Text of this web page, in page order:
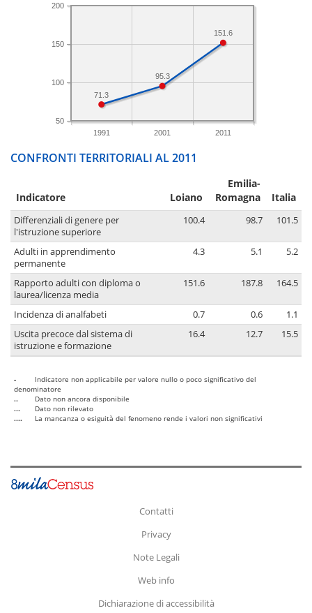
1991 2001 2011
50
100
150
200
151.6
95.3
71.3
CONFRONTI TERRITORIALI AL 2011
Indicatore Loiano
Emilia-
Romagna
Italia
Differenziali di genere per
l'istruzione superiore
100.4 98.7 101.5
Adulti in apprendimento
permanente
4.3 5.1 5.2
Rapporto adulti con diploma o
laurea/licenza media
151.6 187.8 164.5
Incidenza di analfabeti 0.7 0.6
1.1
Uscita precoce dal sistema di
istruzione e formazione
16.4 12.7 15.5
-
Indicatore non applicabile per valore nullo o poco significativo del
denominatore
..
Dato non ancora disponibile
...
Dato non rilevato
....
La mancanza o esiguità del fenomeno rende i valori non significativi
Contatti
Privacy
Note Legali
Web info
Dichiarazione di accessibilità